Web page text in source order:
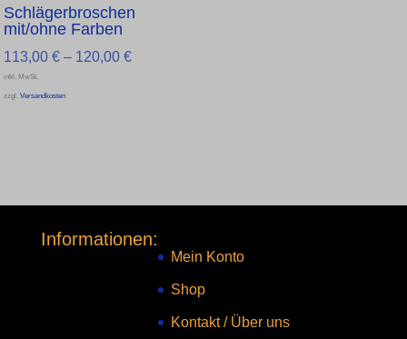
Schlägerbroschen
mit/ohne Farben
113,00 € – 120,00 €
inkl. MwSt.
zzgl. Versandkosten
Informationen:
Mein Konto
Shop
Kontakt/ Über uns